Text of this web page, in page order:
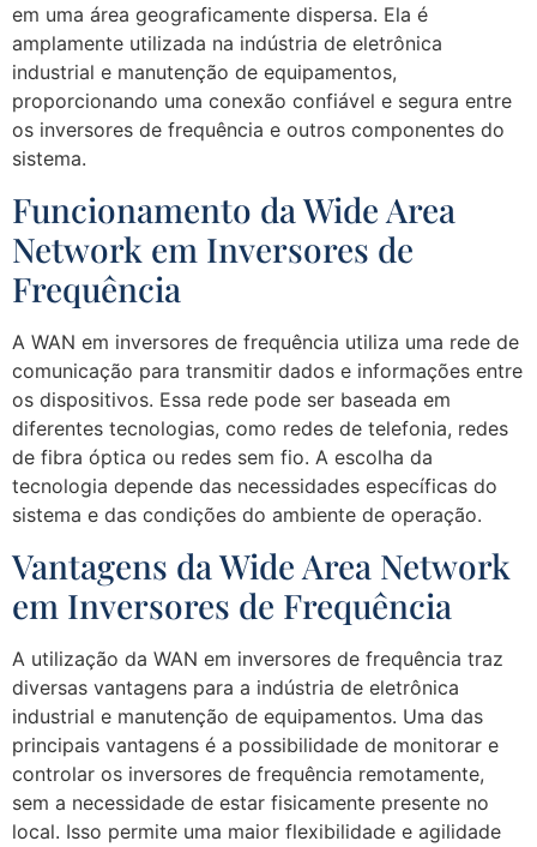
em uma área geograficamente dispersa. Ela é
amplamente utilizada na indústria de eletrônica
industrial e manutenção de equipamentos,
proporcionando uma conexão confiável e segura entre
os inversores de frequência e outros componentes do
sistema.
Funcionamento da Wide Area
Network em Inversores de
Frequência
A WAN em inversores de frequência utiliza uma rede de
comunicação para transmitir dados e informações entre
os dispositivos. Essa rede pode ser baseada em
diferentes tecnologias, como redes de telefonia, redes
de fibra óptica ou redes sem fio. A escolha da
tecnologia depende das necessidades específicas do
sistema e das condições do ambiente de operação.
Vantagens da Wide Area Network
em Inversores de Frequência
A utilização da WAN em inversores de frequência traz
diversas vantagens para a indústria de eletrônica
industrial e manutenção de equipamentos. Uma das
principais vantagens é a possibilidade de monitorar e
controlar os inversores de frequência remotamente,
sem a necessidade de estar fisicamente presente no
local. Isso permite uma maior flexibilidade e agilidade